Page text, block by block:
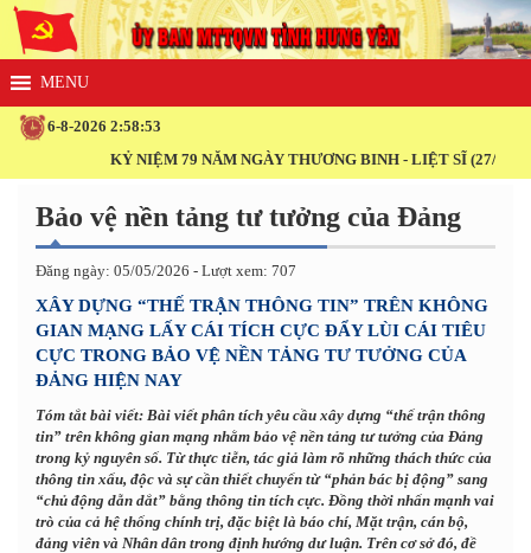
6-8-2026 2:58:54
KỶ NIỆM 79 NĂM NGÀY THƯƠNG BINH - LIỆT SĨ (27/7/1947 -
Bảo vệ nền tảng tư tưởng của Đảng
Đăng ngày: 05/05/2026 - Lượt xem: 707
XÂY DỰNG “THẾ TRẬN THÔNG TIN” TRÊN KHÔNG
GIAN MẠNG LẤY CÁI TÍCH CỰC ĐẨY LÙI CÁI TIÊU
CỰC TRONG BẢO VỆ NỀN TẢNG TƯ TƯỞNG CỦA
ĐẢNG HIỆN NAY
Tóm tắt bài viết: Bài viết phân tích yêu cầu xây dựng “thế trận thông
tin” trên không gian mạng nhằm bảo vệ nền tảng tư tưởng của Đảng
trong kỷ nguyên số. Từ thực tiễn, tác giả làm rõ những thách thức của
thông tin xấu, độc và sự cần thiết chuyển từ “phản bác bị động” sang
“chủ động dẫn dắt” bằng thông tin tích cực. Đồng thời nhấn mạnh vai
trò của cả hệ thống chính trị, đặc biệt là báo chí, Mặt trận, cán bộ,
đảng viên và Nhân dân trong định hướng dư luận. Trên cơ sở đó, đề